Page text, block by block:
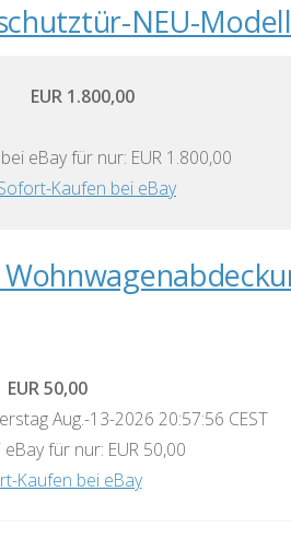
NEU-
EUR 1.800,00
eBay für nur: EUR 1.800,00
Kaufen bei eBay
EUR 50,00
Aug.-13-2026 20:57:56 CEST
für nur: EUR 50,00
Kaufen bei eBay